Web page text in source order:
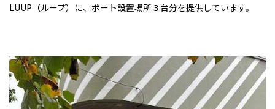
LUUP（ループ）に、ポート設置場所３台分を提供しています。